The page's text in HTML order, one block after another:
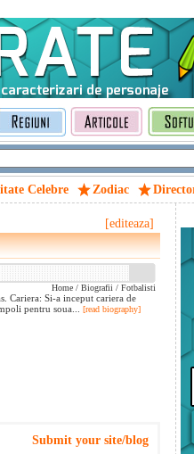
Celebre Zodiac
[editeaza]
Home / Biografii / Fotbalisti
Cariera: Si-a inceput cariera de
pentru soua...
[read biography]
Submit your site/blog